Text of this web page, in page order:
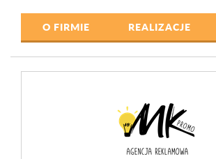
O FIRMIE REALIZACJE